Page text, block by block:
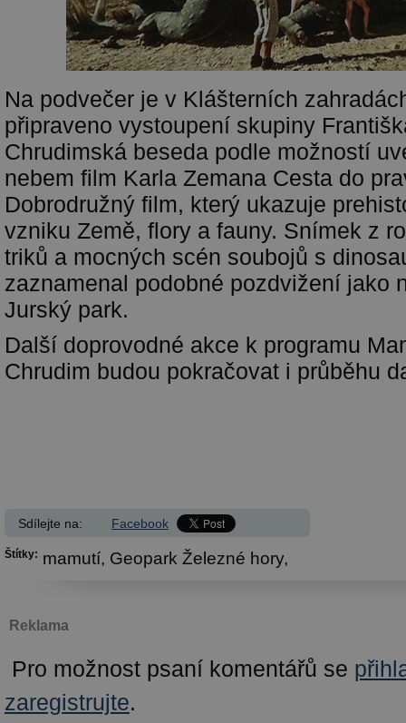
Na podvečer je v Klášterních
připraveno vystoupení skupiny
Chrudimská beseda podle možností
nebem film Karla Zemana Cesta do
Dobrodružný film, který ukazuje
vzniku Země, flory a fauny. Snímek z
triků a mocných scén soubojů s
zaznamenal podobné pozdvižení jako
Jurský park.
Další doprovodné akce k programu
Chrudim budou pokračovat i průběhu
Sdílejte na: Facebook
Štítky: mamutí, Geopark Železné hory,
Reklama
Pro možnost psaní komentářů se
zaregistrujte.